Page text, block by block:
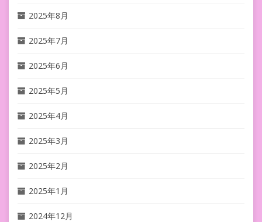
2025年8月
2025年7月
2025年6月
2025年5月
2025年4月
2025年3月
2025年2月
2025年1月
2024年12月